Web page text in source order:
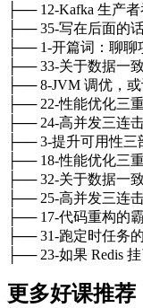
├── 12-Kafka 生产
├── 35-写在后面的
├── 1-开篇词：聊聊
├── 33-关于数据一
├── 8-JVM 调优，
├── 22-性能优化三
├── 24-高并发三连
├── 3-提升可用性三
├── 18-性能优化三
├── 32-关于数据一
├── 25-高并发三连
├── 17-代码重构的
├── 31-跑定时任务
├── 23-如果 Redis
更多好课推荐